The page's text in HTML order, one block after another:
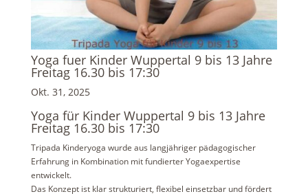
Yoga fuer Kinder Wuppertal 9 bis 13 Jahre
Freitag 16.30 bis 17:30
Okt. 31, 2025
Yoga für Kinder Wuppertal 9 bis 13 Jahre
Freitag 16.30 bis 17:30
Tripada Kinderyoga wurde aus langjähriger pädagogischer
Erfahrung in Kombination mit fundierter Yogaexpertise
entwickelt.
Das Konzept ist klar strukturiert, flexibel einsetzbar und fördert